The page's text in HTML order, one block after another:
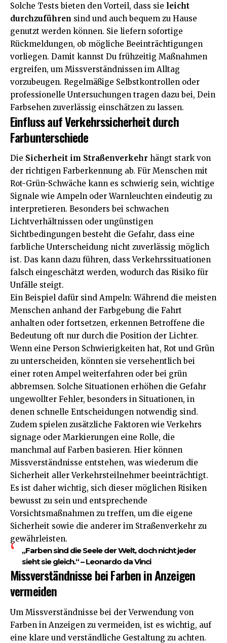
Solche Tests bieten den Vorteil, dass sie leicht
durchzuführen sind und auch bequem zu Hause
genutzt werden können. Sie liefern sofortige
Rückmeldungen, ob mögliche Beeinträchtigungen
vorliegen. Damit kannst Du frühzeitig Maßnahmen
ergreifen, um Missverständnissen im Alltag
vorzubeugen. Regelmäßige Selbstkontrollen oder
professionelle Untersuchungen tragen dazu bei, Dein
Farbsehen zuverlässig einschätzen zu lassen.
Einfluss auf Verkehrssicherheit durch
Farbunterschiede
Die Sicherheit im Straßenverkehr hängt stark von
der richtigen Farberkennung ab. Für Menschen mit
Rot-Grün-Schwäche kann es schwierig sein, wichtige
Signale wie Ampeln oder Warnleuchten eindeutig zu
interpretieren. Besonders bei schwachen
Lichtverhältnissen oder ungünstigen
Sichtbedingungen besteht die Gefahr, dass eine
farbliche Unterscheidung nicht zuverlässig möglich
ist. Das kann dazu führen, dass Verkehrssituationen
falsch eingeschätzt werden, wodurch das Risiko für
Unfälle steigt.
Ein Beispiel dafür sind Ampeln: Während die meisten
Menschen anhand der Farbgebung die Fahrt
anhalten oder fortsetzen, erkennen Betroffene die
Bedeutung oft nur durch die Position der Lichter.
Wenn eine Person Schwierigkeiten hat, Rot und Grün
zu unterscheiden, könnten sie versehentlich bei
einer roten Ampel weiterfahren oder bei grün
abbremsen. Solche Situationen erhöhen die Gefahr
ungewollter Fehler, besonders in Situationen, in
denen schnelle Entscheidungen notwendig sind.
Zudem spielen zusätzliche Faktoren wie Verkehrs
signage oder Markierungen eine Rolle, die
manchmal auf Farben basieren. Hier können
Missverständnisse entstehen, was wiederum die
Sicherheit aller Verkehrsteilnehmer beeinträchtigt.
Es ist daher wichtig, sich dieser möglichen Risiken
bewusst zu sein und entsprechende
Vorsichtsmaßnahmen zu treffen, um die eigene
Sicherheit sowie die anderer im Straßenverkehr zu
gewährleisten.
„Farben sind die Seele der Welt, doch nicht jeder
sieht sie gleich.“ – Leonardo da Vinci
Missverständnisse bei Farben in Anzeigen
vermeiden
Um Missverständnisse bei der Verwendung von
Farben in Anzeigen zu vermeiden, ist es wichtig, auf
eine klare und verständliche Gestaltung zu achten.